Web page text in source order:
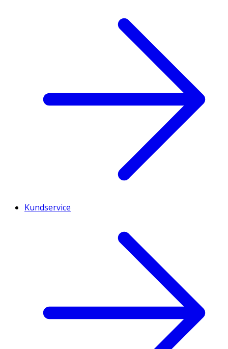
Kundservice